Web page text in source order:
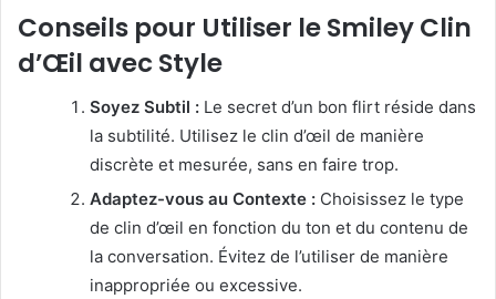
Conseils pour Utiliser le Smiley Clin
d’Œil avec Style
Soyez Subtil : Le secret d’un bon flirt réside dans
la subtilité. Utilisez le clin d’œil de manière
discrète et mesurée, sans en faire trop.
Adaptez-vous au Contexte : Choisissez le type
de clin d’œil en fonction du ton et du contenu de
la conversation. Évitez de l’utiliser de manière
inappropriée ou excessive.